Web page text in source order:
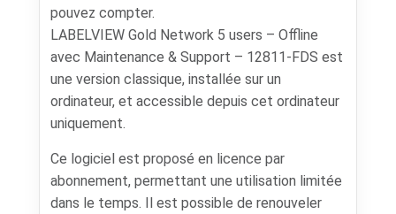
pouvez compter.
LABELVIEW Gold Network 5 users – Offline
avec Maintenance & Support – 12811-FDS est
une version classique, installée sur un
ordinateur, et accessible depuis cet ordinateur
uniquement.
Ce logiciel est proposé en licence par
abonnement, permettant une utilisation limitée
dans le temps. Il est possible de renouveler